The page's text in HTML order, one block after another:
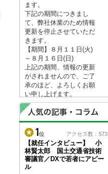
ます。
下記の期間につきまし
て、弊社休業のため情報
更新を停止させていただ
きます。
【期間】８月１１日(火)
～８月１６日(日)
上記の期間、情報の更新
がされませんので、ご了
承のほど、よろしくお願
い申し上げます。
なお、情報は８月１７日
(月)より登録されます。
2026/04/23
●ゴールデンウィークに
伴う情報更新停止のお知
らせ(05/02～05/10)●
ユーザー各位
1位 アクセス数：573
【就任インタビュー】 小
林賢太郎 国土交通省技術
審議官／DXで若者にアピー
ル